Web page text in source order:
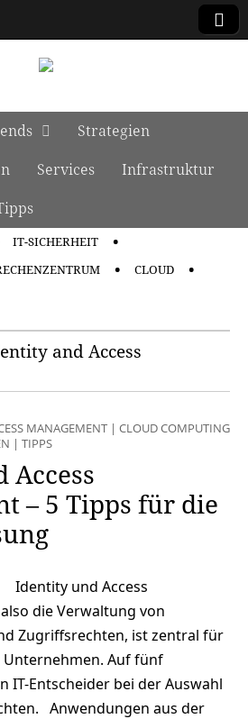
Strategien
Services
Infrastruktur
IT-SICHERHEIT
CLOUD
and Access
MANAGEMENT | CLOUD COMPUTING
| TIPPS
– 5 Tipps für die
Identity und Access
die Verwaltung von
Zugriffsrechten, ist zentral für
Unternehmen. Auf fünf
IT-Entscheider bei der Auswahl
Anwendungen aus der